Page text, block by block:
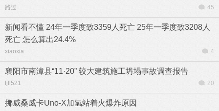
路过 45
新闻看不懂 24年一季度致3359人死亡 25年一季度致3208人
死亡 怎么算出24.4%
xiaoxia 4
襄阳市南漳县“11·20” 较大建筑施工坍塌事故调查报告
ljll521 20
挪威桑威卡Uno-X加氢站着火爆炸原因